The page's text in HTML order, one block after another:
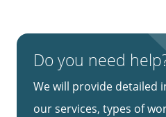
Do you need
We will provide detailed
our services, types of